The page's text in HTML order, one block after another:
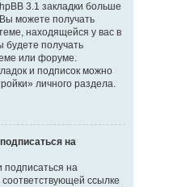
3.1 закладки больше
можете получать
находящейся у вас в
будете получать
или форуме.
и подписок можно
личного раздела.
на
подписаться на
ссылке